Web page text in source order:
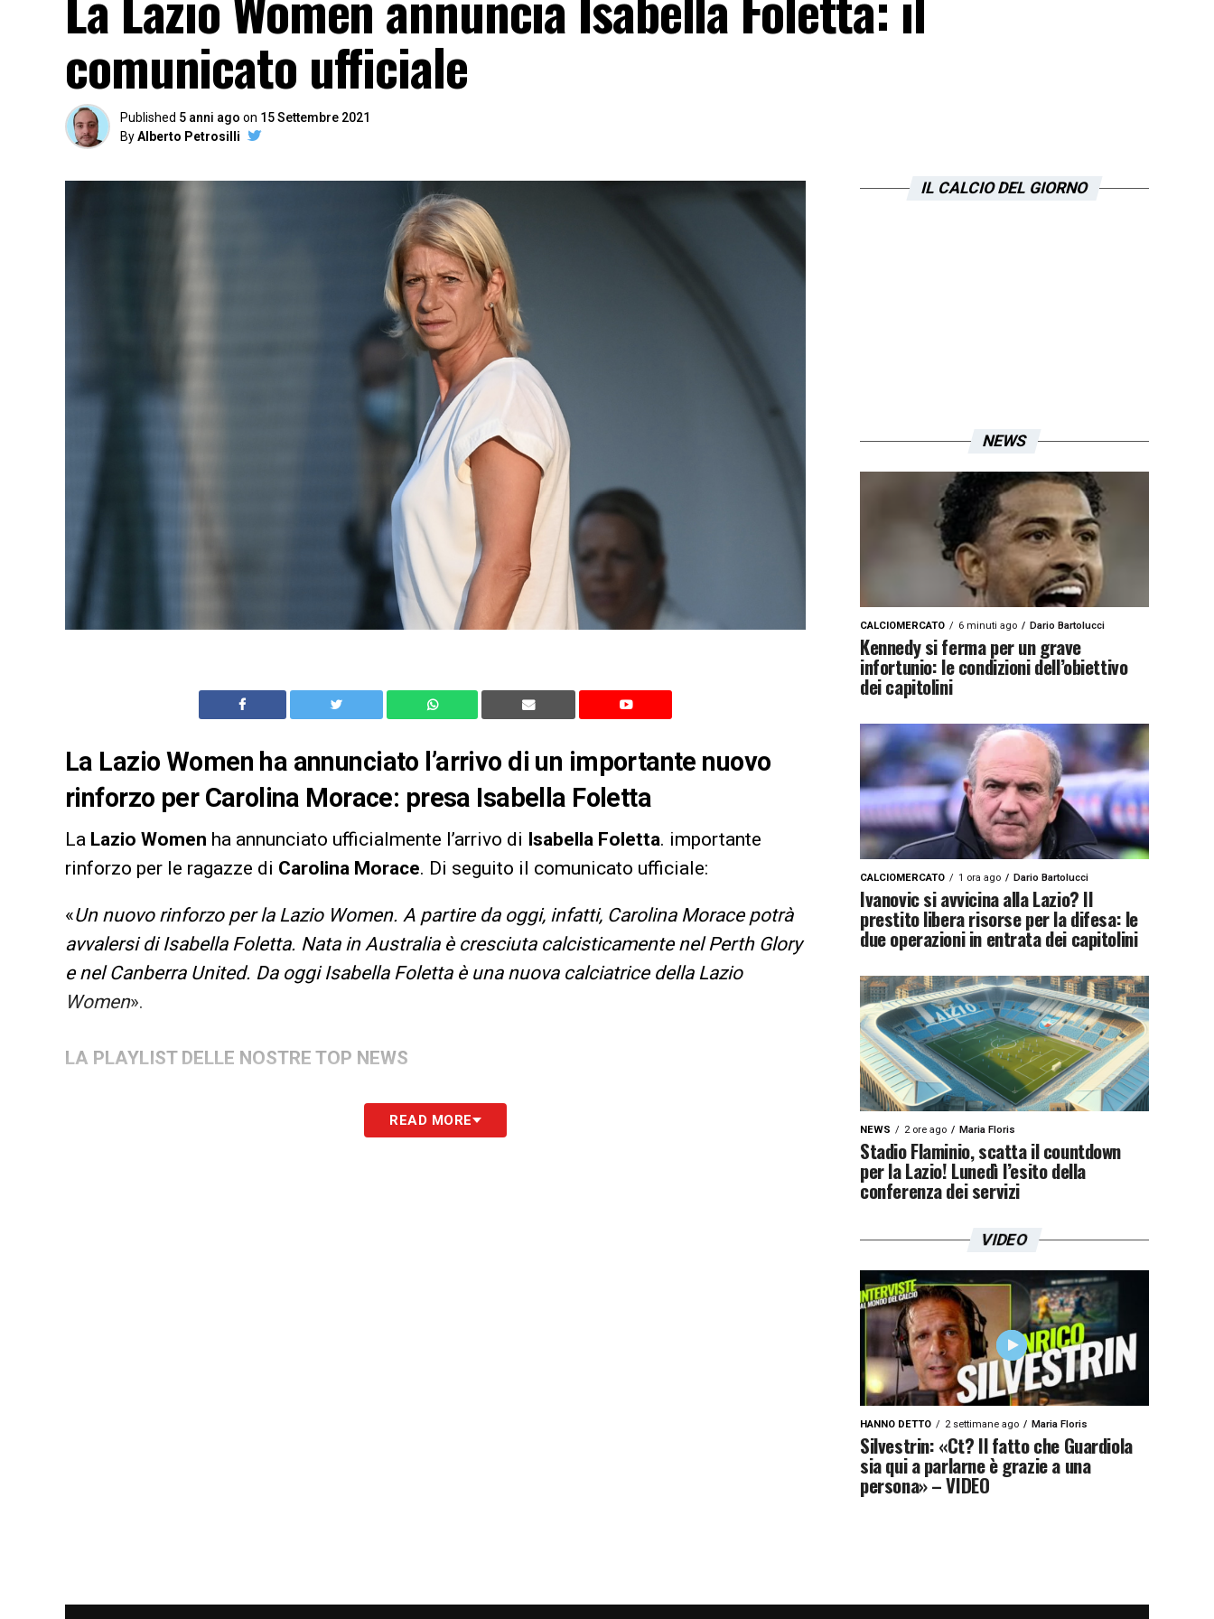
comunicato ufficiale
Published 5 anni ago on 15 Settembre 2021
ByAlberto Petrosilli
La Lazio Women ha annunciato l’arrivo di un importante nuovo
rinforzo per Carolina Morace: presa Isabella Foletta
La Lazio Women ha annunciato ufficialmente l’arrivo di Isabella Foletta. importante
rinforzo per le ragazze di Carolina Morace. Di seguito il comunicato ufficiale:
«Un nuovo rinforzo per la Lazio Women. A partire da oggi, infatti, Carolina Morace potrà
avvalersi di Isabella Foletta. Nata in Australia è cresciuta calcisticamente nel Perth Glory
e nel Canberra United. Da oggi Isabella Foletta è una nuova calciatrice della Lazio
Women».
LA PLAYLIST DELLE NOSTRE TOP NEWS
READ MORE
IL CALCIO DEL GIORNO
NEWS
CALCIOMERCATO 6 minuti ago Dario Bartolucci
Kennedy si ferma per un grave
infortunio: le condizioni dell’obiettivo
dei capitolini
CALCIOMERCATO 1 ora ago Dario Bartolucci
Ivanovic si avvicina alla Lazio? Il
prestito libera risorse per la difesa: le
due operazioni in entrata dei capitolini
NEWS 2 ore ago Maria Floris
Stadio Flaminio, scatta il countdown
per la Lazio! Lunedì l’esito della
conferenza dei servizi
VIDEO
HANNO DETTO 2 settimane ago Maria Floris
Silvestrin: «Ct? Il fatto che Guardiola
sia qui a parlarne è grazie a una
persona» – VIDEO